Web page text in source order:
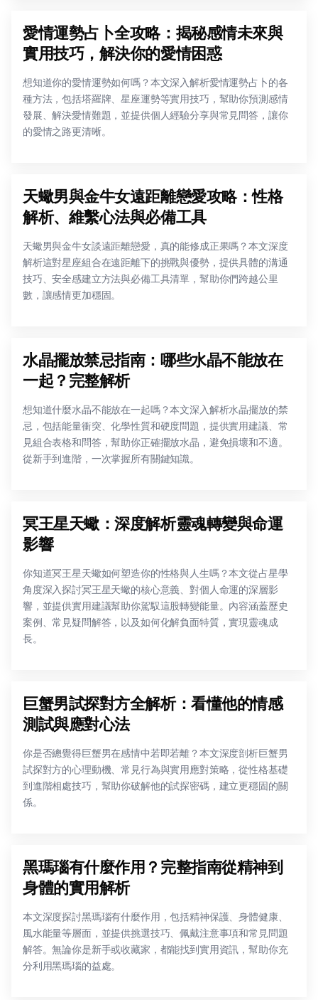
愛情運勢占卜全攻略：揭秘感情未來與
實用技巧，解決你的愛情困惑
想知道你的愛情運勢如何嗎？本文深入解析愛情運勢占卜的各
種方法，包括塔羅牌、星座運勢等實用技巧，幫助你預測感情
發展、解決愛情難題，並提供個人經驗分享與常見問答，讓你
的愛情之路更清晰。
天蠍男與金牛女遠距離戀愛攻略：性格
解析、維繫心法與必備工具
天蠍男與金牛女談遠距離戀愛，真的能修成正果嗎？本文深度
解析這對星座組合在遠距離下的挑戰與優勢，提供具體的溝通
技巧、安全感建立方法與必備工具清單，幫助你們跨越公里
數，讓感情更加穩固。
水晶擺放禁忌指南：哪些水晶不能放在
一起？完整解析
想知道什麼水晶不能放在一起嗎？本文深入解析水晶擺放的禁
忌，包括能量衝突、化學性質和硬度問題，提供實用建議、常
見組合表格和問答，幫助你正確擺放水晶，避免損壞和不適。
從新手到進階，一次掌握所有關鍵知識。
冥王星天蠍：深度解析靈魂轉變與命運
影響
你知道冥王星天蠍如何塑造你的性格與人生嗎？本文從占星學
角度深入探討冥王星天蠍的核心意義、對個人命運的深層影
響，並提供實用建議幫助你駕馭這股轉變能量。內容涵蓋歷史
案例、常見疑問解答，以及如何化解負面特質，實現靈魂成
長。
巨蟹男試探對方全解析：看懂他的情感
測試與應對心法
你是否總覺得巨蟹男在感情中若即若離？本文深度剖析巨蟹男
試探對方的心理動機、常見行為與實用應對策略，從性格基礎
到進階相處技巧，幫助你破解他的試探密碼，建立更穩固的關
係。
黑瑪瑙有什麼作用？完整指南從精神到
身體的實用解析
本文深度探討黑瑪瑙有什麼作用，包括精神保護、身體健康、
風水能量等層面，並提供挑選技巧、佩戴注意事項和常見問題
解答。無論你是新手或收藏家，都能找到實用資訊，幫助你充
分利用黑瑪瑙的益處。